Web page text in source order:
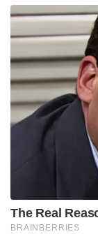
The Real
BRAINBERRIES